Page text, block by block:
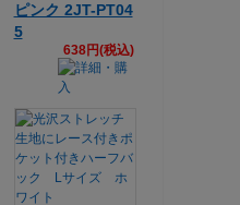
ピンク 2JT-PT04
5
638円(税込)